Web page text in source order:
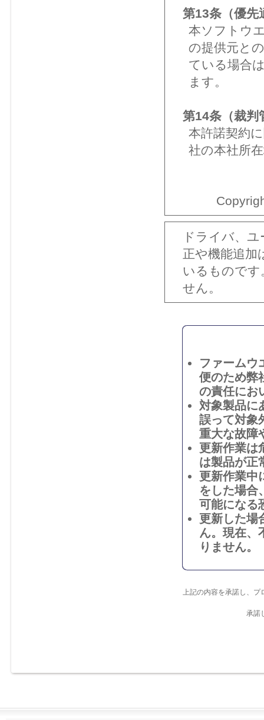
第13条（優先
本ソフトウ
の提供元と
ている場合
ます。
第14条（裁判
本許諾契約
社の本社所
ドライバ、
正や機能追加
いるものです
せん。
ファームウ
便のため弊
の責任にお
対象製品に
誤って対象
重大な故障
更新作業は
は製品が正
更新作業中
をした場合
可能になる
更新した場
ん。現在、
りません。
上記の内容を承諾し、プ
承諾